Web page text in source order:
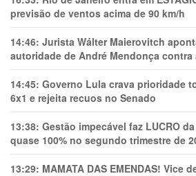
previsão de ventos acima de 90 km/h
14:46: Jurista Wálter Maierovitch
autoridade de André Mendonça contra
14:45: Governo Lula crava prioridade
6x1 e rejeita recuos no Senado
13:38: Gestão impecável faz LUCRO
quase 100% no segundo trimestre de
13:29: MAMATA DAS EMENDAS! Vice